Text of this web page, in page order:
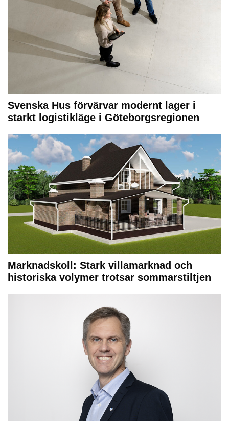
Svenska Hus förvärvar modernt lager i
starkt logistikläge i Göteborgsregionen
Marknadskoll: Stark villamarknad och
historiska volymer trotsar sommarstiltjen